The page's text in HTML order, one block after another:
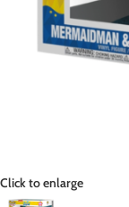
Click to enlarge